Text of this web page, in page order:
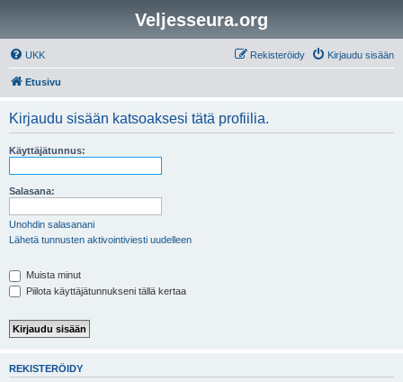
Veljesseura.org
UKK Kirjaudu sisään
Rekisteröidy
Etusivu
Kirjaudu sisään katsoaksesi tätä profiilia.
Käyttäjätunnus:
Salasana:
Unohdin salasanani
Lähetä tunnusten aktivointiviesti uudelleen
Muista minut
Piilota käyttäjätunnukseni tällä kertaa
REKISTERÖIDY